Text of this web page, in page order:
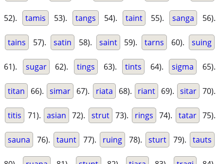
52). tamis 53). tangs 54). taint 55). sanga 56).
tains 57). satin 58). saint 59). tarns 60). suing
61). sugar 62). tings 63). tints 64). sigma 65).
titan 66). simar 67). riata 68). riant 69). sitar 70).
titis 71). asian 72). strut 73). rings 74). tatar 75).
sauna 76). taunt 77). ruing 78). sturt 79). tauts